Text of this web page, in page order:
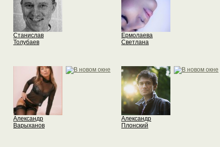
Станислав
Толубаев
Ермолаева
Светлана
Александр
Варыханов
Александр
Плонский